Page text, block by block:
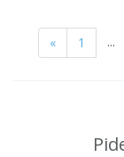
« 1 ...